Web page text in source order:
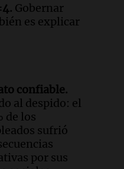
Gobernar
es explicar
confiable.
al despido: el
de los
sufrió
por sus